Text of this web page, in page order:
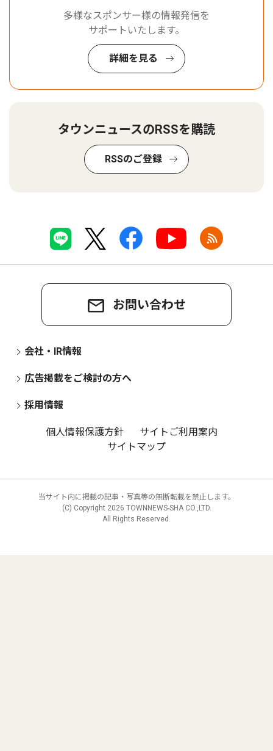
多様なスポンサー様の情報発信を
サポートいたします。
詳細を見る
タウンニュースのRSSを購読
RSSのご登録
お問い合わせ
会社・IR情報
広告掲載をご検討の方へ
採用情報
個人情報保護方針
サイトご利用案内
サイトマップ
当サイト内に掲載の記事・写真等の無断転載を禁止します。
(C) Copyright 2026 TOWNNEWS-SHA CO.,LTD.
All Rights Reserved.